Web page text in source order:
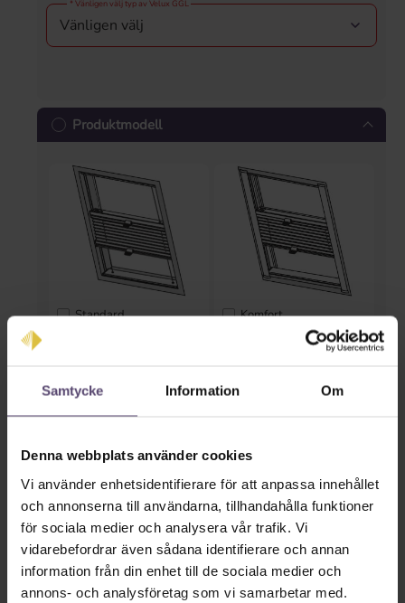
Samtycke Information Om
Denna webbplats använder cookies
Vi använder enhetsidentifierare för att anpassa innehållet
och annonserna till användarna, tillhandahålla funktioner
för sociala medier och analysera vår trafik. Vi
vidarebefordrar även sådana identifierare och annan
information från din enhet till de sociala medier och
annons- och analysföretag som vi samarbetar med.
* Vänligen välj typ av Velux GGL
Produktmodell
Standard Komfort
Färger på räls
vit silver